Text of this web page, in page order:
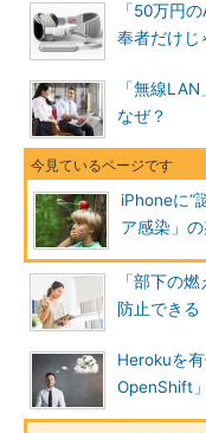
「50万円
奉者だけじ
「無線
なぜ？
iPhoneに“
ア感染」
「部下の
防止できる
Herokuを
OpenShift